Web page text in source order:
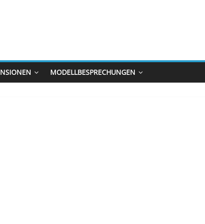
MODELLBESPRECHUNGEN